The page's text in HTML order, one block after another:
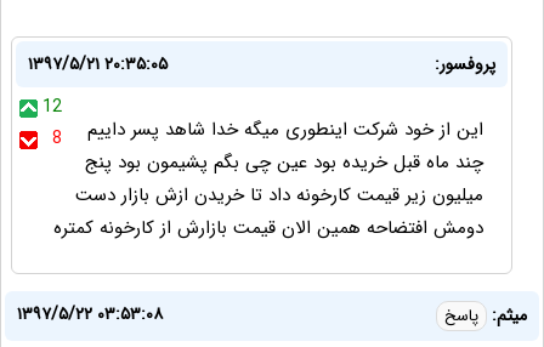
پروفسور:
۱۳۹۷/۵/۲۱ ۲۰:۳۵:۰۵
12
8
این از خود شرکت اینطوری میگه خدا شاهد پسر داییم
چند ماه قبل خریده بود عین چی بگم پشیمون بود پنج
میلیون زیر قیمت کارخونه داد تا خریدن ازش بازار دست
دومش افتضاحه همین الان قیمت بازارش از کارخونه کمتره
میثم: پاسخ
۱۳۹۷/۵/۲۲ ۰۳:۵۳:۰۸